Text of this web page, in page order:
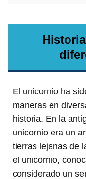
El unicornio ha
maneras en
historia. En la
unicornio era un
tierras lejanas de
el unicornio,
considerado un